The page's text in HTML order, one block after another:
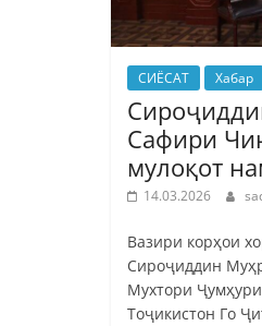
СИЁСАТ Хабар
Сафири
мулоқот
14.03.2026
Вазири корҳои
Сироҷиддин
Мухтори
Тоҷикистон Го